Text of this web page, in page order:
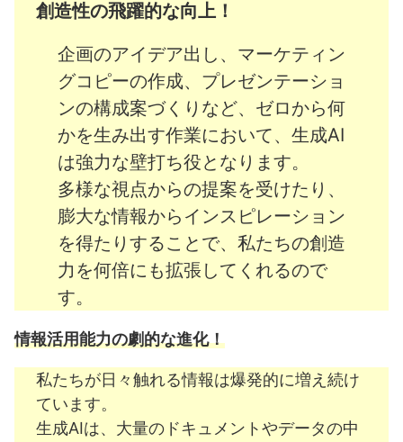
Outlook Copilotで会議調整のストレスを解消！
2-4. 情報収集とWebブラウジングの効率化：Edge
Copilot
アドレスバーからの質問で「検索」を劇的に効率化！
長文も瞬時に理解！Webページ要約機能
Edge Copilotから直接エージェントを活用！
コンテンツ作成者の強い味方！リライト機能
2-5. いつでもどこでも業務をサポート：M365 Copilotモ
バイルアプリ
音声対話でハンズフリーの生産性を実現
ポケットに専門家を：高度な推論エージェント
外出先でもプロジェクトを止めない：Copilot ノートブック
モバイルでコンテンツ作成を加速
創造性の飛躍的な向上！
企画のアイデア出し、マーケティン
グコピーの作成、プレゼンテーショ
ンの構成案づくりなど、ゼロから何
かを生み出す作業において、生成AI
は強力な壁打ち役となります。
多様な視点からの提案を受けたり、
膨大な情報からインスピレーション
を得たりすることで、私たちの創造
力を何倍にも拡張してくれるので
す。
情報活用能力の劇的な進化！
私たちが日々触れる情報は爆発的に増え続け
ています。
生成AIは、大量のドキュメントやデータの中